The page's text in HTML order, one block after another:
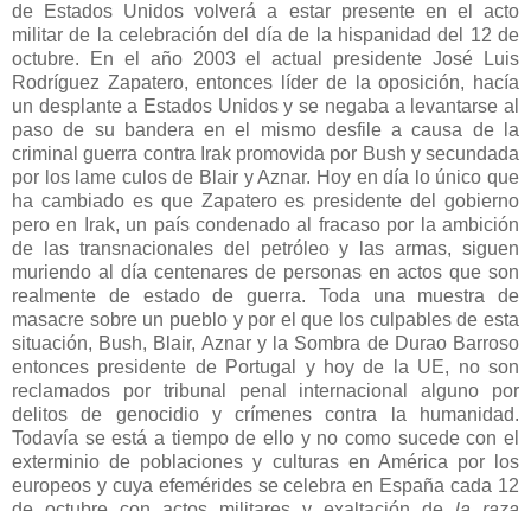
de Estados Unidos volverá a estar presente en el acto
militar de la celebración del día de la hispanidad del 12 de
octubre. En el año 2003 el actual presidente José Luis
Rodríguez Zapatero, entonces líder de la oposición, hacía
un desplante a Estados Unidos y se negaba a levantarse al
paso de su bandera en el mismo desfile a causa de la
criminal guerra contra Irak promovida por Bush y secundada
por los lame culos de Blair y Aznar. Hoy en día lo único que
ha cambiado es que Zapatero es presidente del gobierno
pero en Irak, un país condenado al fracaso por la ambición
de las transnacionales del petróleo y las armas, siguen
muriendo al día centenares de personas en actos que son
realmente de estado de guerra. Toda una muestra de
masacre sobre un pueblo y por el que los culpables de esta
situación, Bush, Blair, Aznar y la Sombra de Durao Barroso
entonces presidente de Portugal y hoy de
la UE, no son
reclamados por tribunal penal internacional alguno por
delitos de genocidio y crímenes contra la humanidad.
Todavía se está a tiempo de ello y no como sucede con el
exterminio de poblaciones y culturas en América por los
europeos y cuya efemérides se celebra en España cada 12